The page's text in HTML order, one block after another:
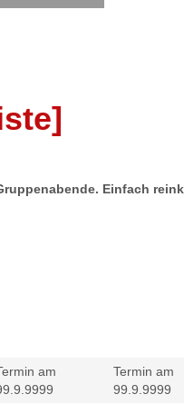
Einfach
am
Termin am
99.9.9999